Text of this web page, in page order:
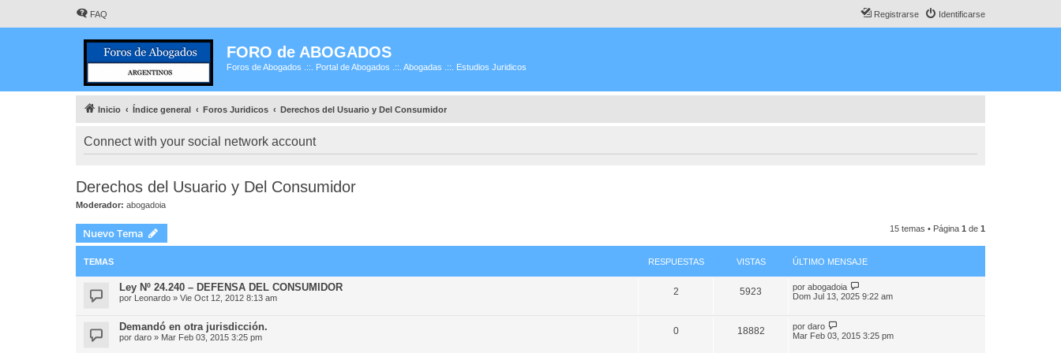
FAQ Identificarse
Registrarse
FORO de ABOGADOS
Foros de Abogados .::. Portal de Abogados .::. Abogadas .::. Estudios Juridicos
Inicio Índice general Foros Juridicos Derechos del Usuario y Del Consumidor
Connect with your social network account
Derechos del Usuario y Del Consumidor
Moderador: abogadoia
Nuevo Tema 15 temas • Página 1 de 1
TEMAS RESPUESTAS VISTAS ÚLTIMO MENSAJE
Ley Nº 24.240 – DEFENSA DEL CONSUMIDOR
por Leonardo » Vie Oct 12, 2012 8:13 am
2 5923 por abogadoia
Dom Jul 13, 2025 9:22 am
Demandó en otra jurisdicción.
por daro » Mar Feb 03, 2015 3:25 pm
0 18882 por daro
Mar Feb 03, 2015 3:25 pm